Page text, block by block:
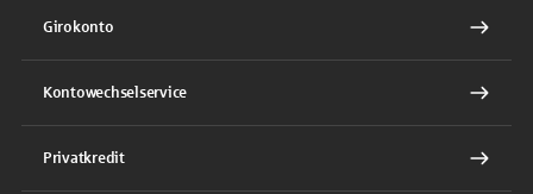
Girokonto
Kontowechselservice
Privatkredit